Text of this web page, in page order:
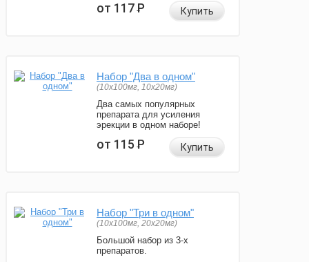
от 117Р Купить
Набор "Два в одном"
(10x100мг, 10x20мг)
Два самых популярных
препарата для усиления
эрекции в одном наборе!
от 115Р Купить
Набор "Три в одном"
(10x100мг, 20x20мг)
Большой набор из 3-х
препаратов.